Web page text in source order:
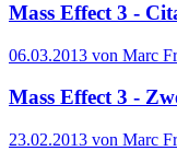
Mass Effect 3 -
06.03.2013 von Marc
Mass Effect 3 -
23.02.2013 von Marc